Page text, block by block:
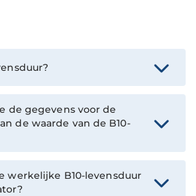
de gegevens voor de
de waarde van de B10-
werkelijke B10-levensduur